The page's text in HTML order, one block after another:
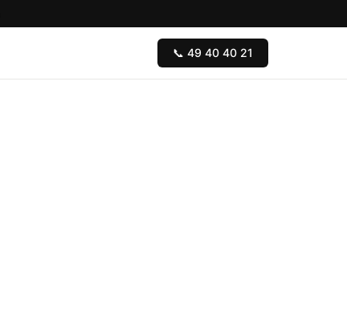
📞 49 40 40 21